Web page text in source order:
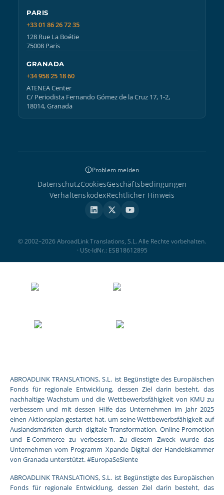
PARIS
+33 01 86 26 72 35
128 Rue La Boétie
75008 Paris
GRANADA
+34 958 25 18 60
ATENEA Center
C/ Periodista Fernando Gómez de la Cruz 17, 1-2,
18014, Granada
Problem melden
DatenschutzCookiesGeschäftsbedingungen
VerhaltenskodexRechtlicher Hinweis
© 2002–2026 AbroadLink Translations, S.L. Alle Rechte vorbehalten.
· USt-IdNr.: ESB18612895
ABROADLINK TRANSLATIONS, S.L. ist Begünstigte des Europäischen
Fonds für regionale Entwicklung, dessen Ziel darin besteht, das
nachhaltige Wachstum und die Wettbewerbsfähigkeit von KMU zu
verbessern und mit dessen Hilfe das Unternehmen im Jahr 2025
einen Aktionsplan gestartet hat, um seine Wettbewerbsfähigkeit auf
Auslandsmärkten durch digitale Transformation, Online-Promotion
und E-Commerce zu verbessern. Zu diesem Zweck wurde das
Unternehmen vom Programm Xpande Digital der Handelskammer
von Granada unterstützt. #EuropaSeSiente
ABROADLINK TRANSLATIONS, S.L. ist Begünstigte des Europäischen
Fonds für regionale Entwicklung, dessen Ziel darin besteht, das